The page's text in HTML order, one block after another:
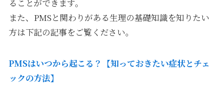
ることができます。
また、PMSと関わりがある生理の基礎知識を知りたい
方は下記の記事をご覧ください。
PMSはいつから起こる？【知っておきたい症状とチェ
ックの方法】